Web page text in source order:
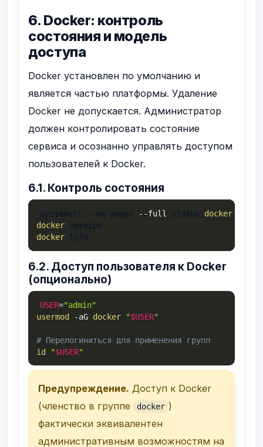
6. Docker: контроль
состояния и модель
доступа
Docker установлен по умолчанию и
является частью платформы. Удаление
Docker не допускается. Администратор
должен контролировать состояние
сервиса и осознанно управлять доступом
пользователей к Docker.
6.1. Контроль состояния
--full
docker
docker
docker
6.2. Доступ пользователя к Docker
(опционально)
USER="admin"
usermod
-aG docker "$USER"
# Перелогиниться для применения групп
id
"$USER"
Предупреждение. Доступ к Docker
(членство в группе
docker )
фактически эквивалентен
административным возможностям на